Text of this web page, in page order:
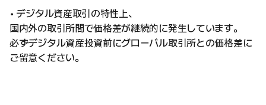
• デジタル資産取引の特性上、
国内外の取引所間で価格差が継続的に発生しています。
必ずデジタル資産投資前にグローバル取引所との価格差に
ご留意ください。